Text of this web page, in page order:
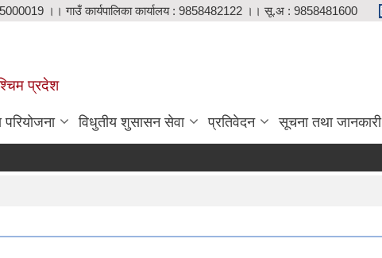
।। गाउँ कार्यपालिका कार्यालय : 9858482122 ।। सू.अ : 9858481600
प्रदेश
विधुतीय शुसासन सेवा प्रतिवेदन सूचना तथा जानकारी